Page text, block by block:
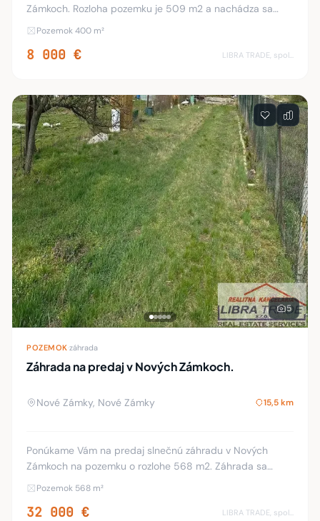
Zámkoch. Rozloha pozemku je 509 m2 a nachádza sa
Pozemok 400 m²
8 000 €
5
POZEMOK záhrada
Záhrada na predaj v Nových Zámkoch.
Nové Zámky, Nové Zámky 15,5 km
Ponúkame Vám na predaj slnečnú záhradu v Nových
Zámkoch na pozemku o rozlohe 568 m2. Záhrada sa
nachádza za Tescom, je oplotená, je tu zapojená
Pozemok 568 m²
32 000 € LIBRA TRADE, spol.s.r.o.